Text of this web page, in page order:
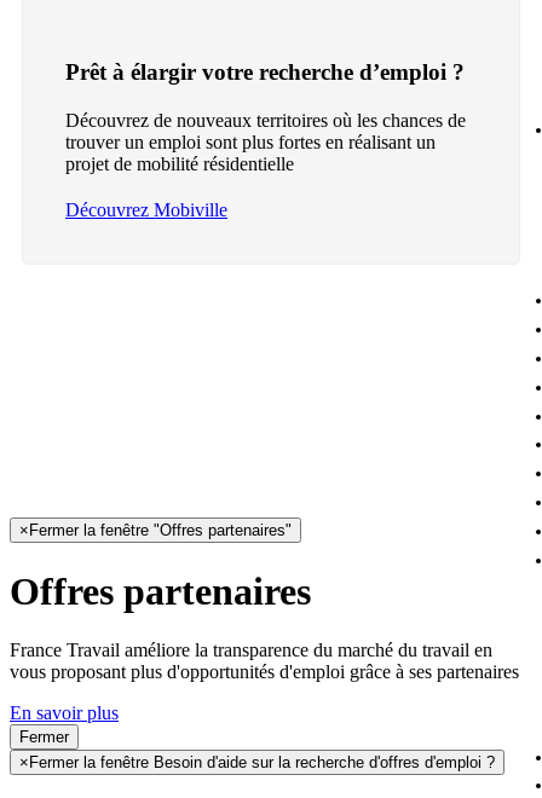
Prêt à élargir votre recherche d’emploi ?
Découvrez de nouveaux territoires où les chances de
trouver un emploi sont plus fortes en réalisant un
projet de mobilité résidentielle
Découvrez Mobiville
× Fermer la fenêtre "Offres partenaires"
Offres partenaires
France Travail améliore la transparence du marché du travail en
vous proposant plus d'opportunités d'emploi grâce à ses partenaires
En savoir plus
Fermer
× Fermer la fenêtre Besoin d'aide sur la recherche d'offres d'emploi ?